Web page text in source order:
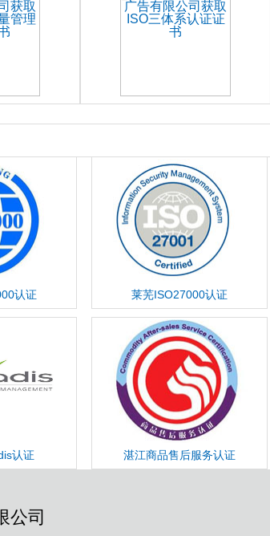
认证 莱芜ISO27000认证
认证 湛江商品售后服务认证
公司